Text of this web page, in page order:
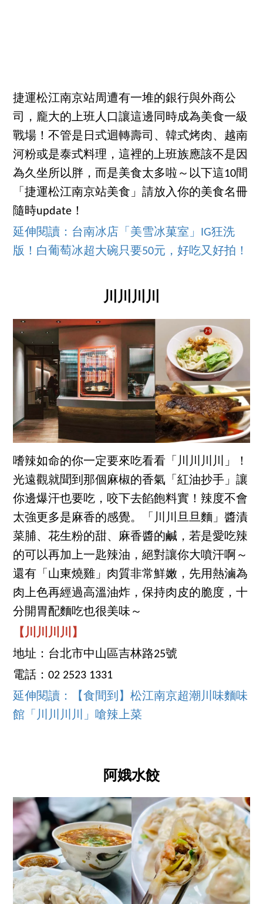
捷運松江南京站周遭有一堆的銀行與外商公
司，龐大的上班人口讓這邊同時成為美食一級
戰場！不管是日式迴轉壽司、韓式烤肉、越南
河粉或是泰式料理，這裡的上班族應該不是因
為久坐所以胖，而是美食太多啦～以下這10間
「捷運松江南京站美食」請放入你的美食名冊
隨時update！
延伸閱讀：台南冰店「美雪冰菓室」IG狂洗
版！白葡萄冰超大碗只要50元，好吃又好拍！
川川川川
嗜辣如命的你一定要來吃看看「川川川川」！
光遠觀就聞到那個麻椒的香氣「紅油抄手」讓
你邊爆汗也要吃，咬下去餡飽料實！辣度不會
太強更多是麻香的感覺。「川川旦旦麵」醬漬
菜脯、花生粉的甜、麻香醬的鹹，若是愛吃辣
的可以再加上一匙辣油，絕對讓你大噴汗啊～
還有「山東燒雞」肉質非常鮮嫩，先用熱滷為
肉上色再經過高溫油炸，保持肉皮的脆度，十
分開胃配麵吃也很美味～
【川川川川】
地址：台北市中山區吉林路25號
電話：02 2523 1331
延伸閱讀：【食間到】松江南京超潮川味麵味
館「川川川川」嗆辣上菜
阿娥水餃